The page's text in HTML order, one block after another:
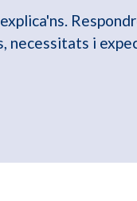
necessitats i